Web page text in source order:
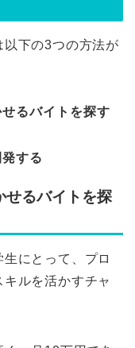
下の3つの方法が
るバイトを探す
する
るバイトを探
にとって、プロ
ルを活かすチャ